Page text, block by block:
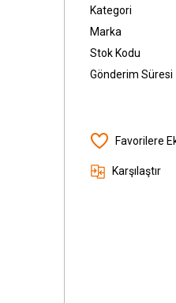
Kategori
Marka
Stok Kodu
Gönderim Süresi
Karşılaştır